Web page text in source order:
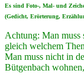
Es sind Foto‑, Mal‑ und
(Gedicht, Erörte­rung,
Achtung: Man muss
gleich welchem
Man muss nicht in
Bütgenbach